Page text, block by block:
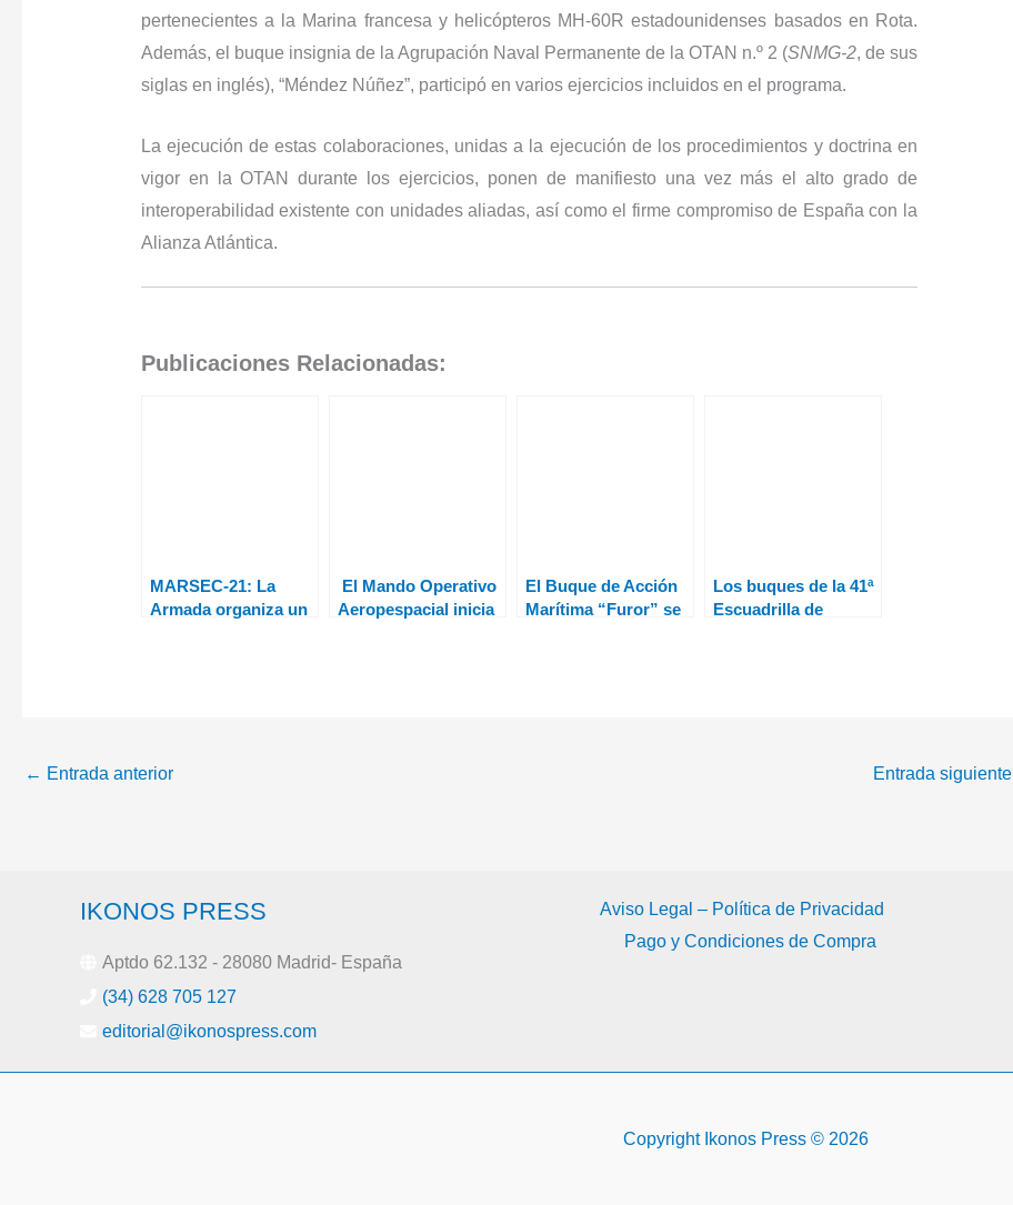
pertenecientes a la Marina francesa y helicópteros MH-60R estadounidenses basados en Rota.
Además, el buque insignia de la Agrupación Naval Permanente de la OTAN n.º 2 (SNMG-2, de sus
siglas en inglés), “Méndez Núñez”, participó en varios ejercicios incluidos en el programa.
La ejecución de estas colaboraciones, unidas a la ejecución de los procedimientos y doctrina en
vigor en la OTAN durante los ejercicios, ponen de manifiesto una vez más el alto grado de
interoperabilidad existente con unidades aliadas, así como el firme compromiso de España con la
Alianza Atlántica.
Publicaciones Relacionadas:
MARSEC-21: La
Armada organiza un
El Mando Operativo
Aeropespacial inicia
El Buque de Acción
Marítima “Furor” se
Los buques de la 41ª
Escuadrilla de
← Entrada anterior Entrada siguiente
IKONOS PRESS
Aptdo 62.132 - 28080 Madrid- España
(34) 628 705 127
editorial@ikonospress.com
Aviso Legal – Política de Privacidad
Pago y Condiciones de Compra
Copyright Ikonos Press © 2026